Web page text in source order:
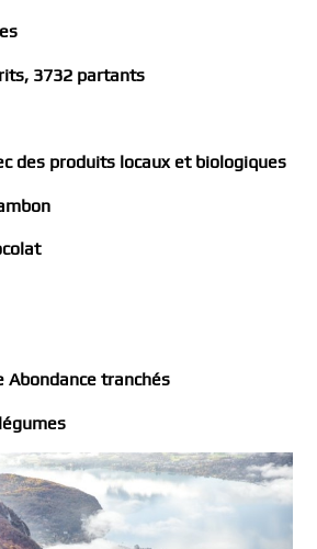
, 3732 partants
des produits locaux et biologiques
lat
Abondance tranchés